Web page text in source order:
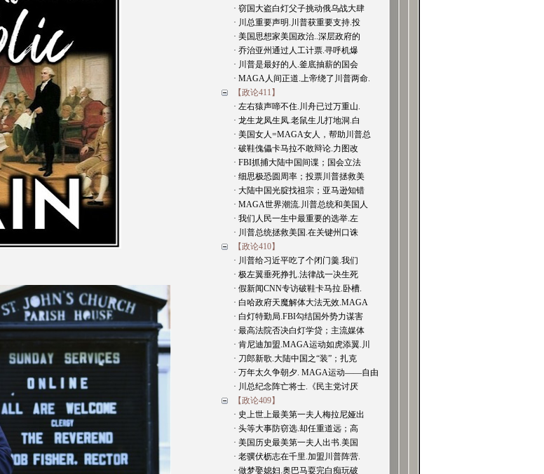
· 窃国大盗白灯父子挑动俄乌战大肆
· 川总重要声明.川普获重要支持.投
· 美国思想家美国政治..深层政府的
· 乔治亚州通过人工计票.寻呼机爆
· 川普是最好的人.釜底抽薪的国会
· MAGA人间正道.上帝绕了川普两命.
【政论411】
· 左右猿声啼不住.川舟已过万重山.
· 龙生龙凤生凤.老鼠生儿打地洞.白
· 美国女人=MAGA女人，帮助川普总
· 破鞋傀儡卡马拉不敢辩论.力图改
· FBI抓捕大陆中国间谍；国会立法
· 细思极恐圆周率；投票川普拯救美
· 大陆中国光腚找祖宗；亚马逊知错
· MAGA世界潮流.川普总统和美国人
· 我们人民一生中最重要的选举.左
· 川普总统拯救美国.在关键州口诛
【政论410】
· 川普给习近平吃了个闭门羹.我们
· 极左翼垂死挣扎.法律战一决生死
· 假新闻CNN专访破鞋卡马拉.卧槽.
· 白哈政府天魔解体大法无效.MAGA
· 白灯特勤局.FBI勾结国外势力谋害
· 最高法院否决白灯学贷；主流媒体
· 肯尼迪加盟.MAGA运动如虎添翼.川
· 刀郎新歌.大陆中国之“装”；扎克
· 万年太久争朝夕. MAGA运动——自由
· 川总纪念阵亡将士.《民主党讨厌
【政论409】
· 史上世上最美第一夫人梅拉尼娅出
· 头等大事防窃选.却任重道远；高
· 美国历史最美第一夫人出书.美国
· 老骥伏枥志在千里.加盟川普阵营.
· 做梦娶媳妇.奥巴马耍完白痴玩破